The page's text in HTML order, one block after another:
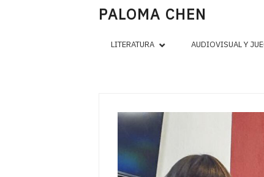
PALOMA CHEN
LITERATURA AUDIOVISUAL Y